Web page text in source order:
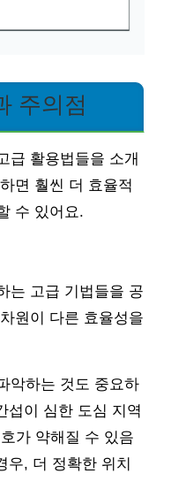
주의점
급 활용법들을 소개
면 훨씬 더 효율적
수 있어요.
는 고급 기법들을 공
원이 다른 효율성을
악하는 것도 중요하
섭이 심한 도심 지역
가 약해질 수 있음
우, 더 정확한 위치